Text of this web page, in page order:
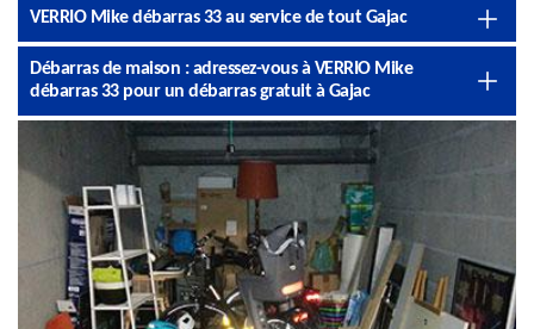
VERRIO Mike débarras 33 au service de tout Gajac
Débarras de maison : adressez-vous à VERRIO Mike
débarras 33 pour un débarras gratuit à Gajac